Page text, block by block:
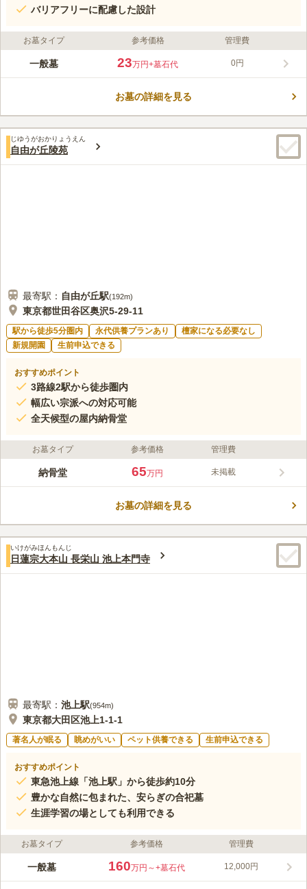
バリアフリーに配慮した設計
お墓タイプ 参考価格 管理費
一般墓 23万円+墓石代 0円
お墓の詳細を見る
じゆうがおかりょうえん
自由が丘陵苑
最寄駅： 自由が丘駅(192m)
東京都世田谷区奥沢5-29-11
駅から徒歩5分圏内 永代供養プランあり
檀家になる必要なし
新規開園
生前申込できる
おすすめポイント
3路線2駅から徒歩圏内
幅広い宗派への対応可能
全天候型の屋内納骨堂
お墓タイプ 参考価格 管理費
納骨堂 65万円 未掲載
お墓の詳細を見る
いけがみほんもんじ
日蓮宗大本山 長栄山 池上本門寺
最寄駅： 池上駅(954m)
東京都大田区池上1-1-1
著名人が眠る 眺めがいい ペット供養できる 生前申込できる
おすすめポイント
東急池上線「池上駅」から徒歩約10分
豊かな自然に包まれた、安らぎの合祀墓
生涯学習の場としても利用できる
お墓タイプ 参考価格 管理費
一般墓 160万円～+墓石代 12,000円